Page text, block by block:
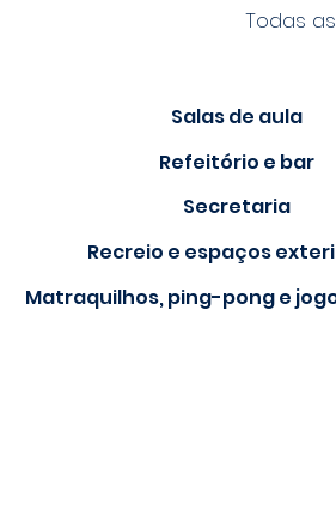
Todas
Salas de aula
Refeitório e bar
Secretaria
Recreio e espaços
Matraquilhos, ping-pong e